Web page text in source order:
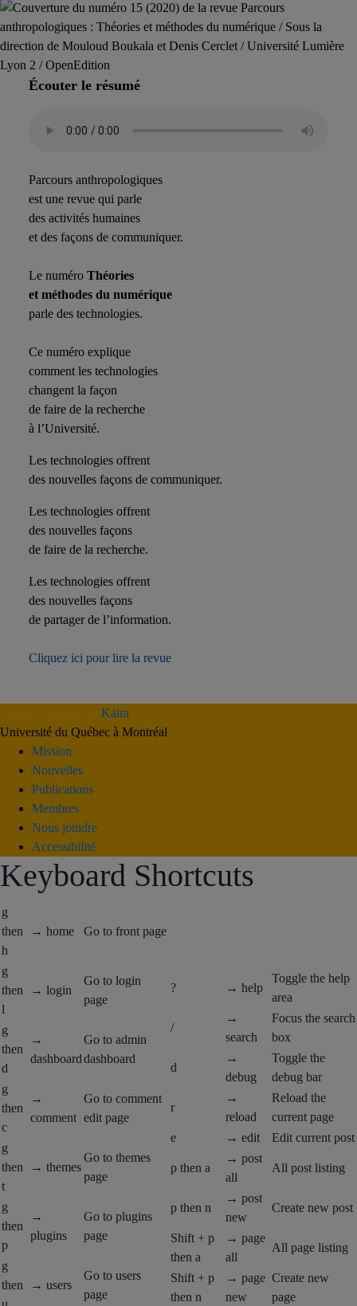
Écouter le résumé
Parcours anthropologiques
est une revue qui parle
des activités humaines
et des façons de communiquer.
Le numéro Théories
et méthodes du numérique
parle des technologies.
Ce numéro explique
comment les technologies
changent la façon
de faire de la recherche
à l’Université.
Les technologies offrent
des nouvelles façons de communiquer.
Les technologies offrent
des nouvelles façons
de faire de la recherche.
Les technologies offrent
des nouvelles façons
de partager de l’information.
Cliquez ici pour lire la revue
Kaira
Université du Québec à Montréal
Mission
Nouvelles
Publications
Membres
Nous joindre
Accessibilité
Keyboard Shortcuts
g
then
h
→ home Go to front page
g
then
l
→ login
Go to login
page
g
then
d
→
dashboard
Go to admin
dashboard
g
then
c
→
comment
Go to comment
edit page
g
then
t
→ themes
Go to themes
page
g
then
p
→
plugins
Go to plugins
page
g
then
→ users
Go to users
page
? → help
Toggle the help
area
/
→
search
Focus the search
box
d
→
debug
Toggle the
debug bar
r
→
reload
Reload the
current page
e
→ edit Edit current post
p then a
→ post
all
All post listing
p then n
→ post
new
Create new post
Shift + p
then a
→ page
all
All page listing
Shift + p
then n
→ page
new
Create new
page